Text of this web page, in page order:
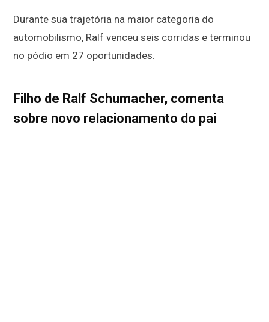
Durante sua trajetória na maior categoria do
automobilismo, Ralf venceu seis corridas e terminou
no pódio em 27 oportunidades.
Filho de Ralf Schumacher, comenta
sobre novo relacionamento do pai